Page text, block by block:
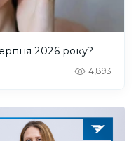
2026 року?
4,893